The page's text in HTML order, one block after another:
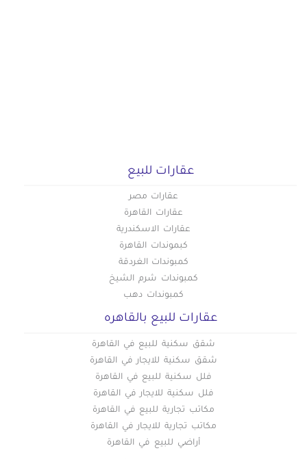
عقارات للبيع
عقارات مصر
عقارات القاهرة
عقارات الاسكندرية
كبموندات القاهرة
كمبوندات الغردقة
كمبوندات شرم الشيخ
كمبوندات دهب
عقارات للبيع بالقاهره
شقق سكنية للبيع في القاهرة
شقق سكنية للايجار في القاهرة
فلل سكنية للبيع في القاهرة
فلل سكنية للايجار في القاهرة
مكاتب تجارية للبيع في القاهرة
مكاتب تجارية للايجار في القاهرة
أراضي للبيع في القاهرة